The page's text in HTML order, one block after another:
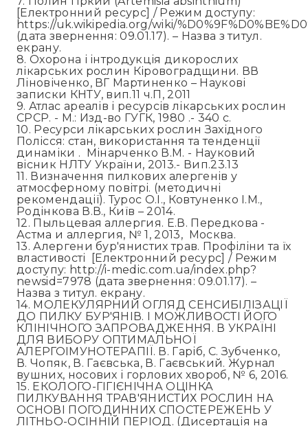
[Електронний ресурс] / Режим доступу:
https://uk.wikipedia.org/wiki/
(дата звернення: 09.01.17). – Назва з титул.
екрану.
8. Охорона і інтродукція дикорослих
лікарських рослин Кіровоградщини. ВВ
Ліновіченко, ВГ Мартиненко – Наукові
записки КНТУ, вип.11 ч.П, 2011
9. Атлас ареалів і ресурсів лікарських рослин
СРСР. - М.: Изд-во ГУГК, 1980 .- 340 с.
10. Ресурси лікарських рослин Західного
Полісся: стан, використання та тенденції
динаміки . Мінарченко В.М. - Науковий
вісник НЛТУ України, 2013.- Вип.23.13
11. Визначення пилкових алергенів у
атмосферному повітрі. (методичні
рекомендації). Турос О.І., Ковтуненко І.М.,
Родінкова В.В., Київ – 2014.
12. Пыльцевая аллергия. Е.В. Передкова -
Астма и аллергия, № 1, 2013, Москва.
13. Алергени бур'янистих трав. Профіліни та їх
властивості [Електронний ресурс] / Режим
доступу: http://i-medic.com.ua/index.php?
newsid=7978 (дата звернення: 09.01.17). –
Назва з титул. екрану.
14. МОЛЕКУЛЯРНИЙ ОГЛЯД СЕНСИБІЛІЗАЦІЇ
ДО ПИЛКУ БУР'ЯНІВ. І МОЖЛИВОСТІ ЙОГО
КЛІНІЧНОГО ЗАПРОВАДЖЕННЯ. В УКРАЇНІ
ДЛЯ ВИБОРУ ОПТИМАЛЬНОЇ
АЛЕРГОІМУНОТЕРАПІЇ. В. Гаріб, С. Зубченко,
В. Чопяк, В. Гаєвська, В. Гаєвський. Журнал
вушних, носових і горлових хвороб, № 6, 2016.
15. ЕКОЛОГО-ГІГІЄНІЧНА ОЦІНКА
ПИЛКУВАННЯ ТРАВ'ЯНИСТИХ РОСЛИН НА
ОСНОВІ ПОГОДИННИХ СПОСТЕРЕЖЕНЬ У
ЛІТНЬО-ОСІННІЙ ПЕРІОД. (Дисертація на